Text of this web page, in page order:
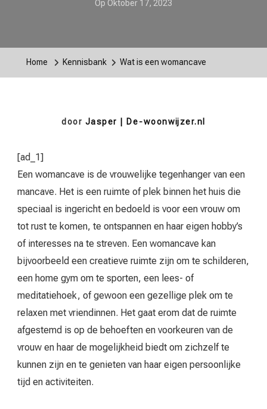
Op Oktober 17, 2023
Home Kennisbank Wat is een womancave
door Jasper | De-woonwijzer.nl
[ad_1]
Een womancave is de vrouwelijke tegenhanger van een
mancave. Het is een ruimte of plek binnen het huis die
speciaal is ingericht en bedoeld is voor een vrouw om
tot rust te komen, te ontspannen en haar eigen hobby’s
of interesses na te streven. Een womancave kan
bijvoorbeeld een creatieve ruimte zijn om te schilderen,
een home gym om te sporten, een lees- of
meditatiehoek, of gewoon een gezellige plek om te
relaxen met vriendinnen. Het gaat erom dat de ruimte
afgestemd is op de behoeften en voorkeuren van de
vrouw en haar de mogelijkheid biedt om zichzelf te
kunnen zijn en te genieten van haar eigen persoonlijke
tijd en activiteiten.